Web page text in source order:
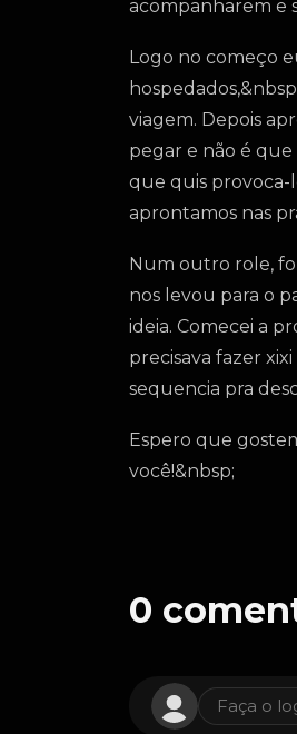
acompanharem e
Logo no começo
viagem. Depois
pegar e não é que
que quis provoca-
aprontamos nas
Num outro role,
nos levou para o
ideia. Comecei a
precisava fazer
sequencia pra
Espero que
você!&nbsp;
0
Faça o